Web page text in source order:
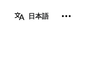
日本語 個人用ツ